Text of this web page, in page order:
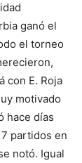
ganó el
el torneo
con E. Roja
motivado
hace días
partidos en
notó. Igual